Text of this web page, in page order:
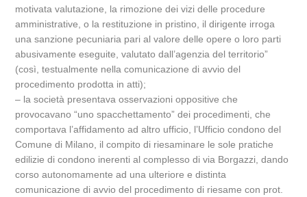
motivata valutazione, la rimozione dei vizi delle procedure
amministrative, o la restituzione in pristino, il dirigente irroga
una sanzione pecuniaria pari al valore delle opere o loro parti
abusivamente eseguite, valutato dall’agenzia del territorio”
(così, testualmente nella comunicazione di avvio del
procedimento prodotta in atti);
– la società presentava osservazioni oppositive che
provocavano “uno spacchettamento” dei procedimenti, che
comportava l’affidamento ad altro ufficio, l’Ufficio condono del
Comune di Milano, il compito di riesaminare le sole pratiche
edilizie di condono inerenti al complesso di via Borgazzi, dando
corso autonomamente ad una ulteriore e distinta
comunicazione di avvio del procedimento di riesame con prot.